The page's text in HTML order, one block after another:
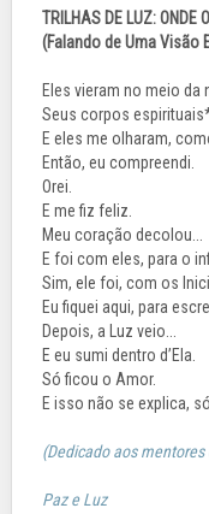
TRILHAS DE LUZ: ONDE
(Falando de Uma Visão
Eles vieram no meio da
Seus corpos
E eles me olharam,
Então, eu compreendi.
Orei.
E me fiz feliz.
Meu coração decolou...
E foi com eles, para o
Sim, ele foi, com os
Eu fiquei aqui, para
Depois, a Luz veio...
E eu sumi dentro d’Ela.
Só ficou o Amor.
E isso não se explica,
(Dedicado aos
Paz e Luz